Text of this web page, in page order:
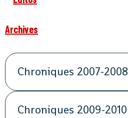
Archives
Chroniques 2007-2008
Chroniques 2009-2010